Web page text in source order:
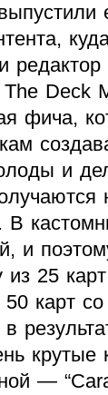
The Deck
фича,
и
В
и
из 25
карт
—